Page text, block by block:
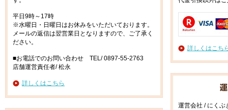
平日9時～17時
※水曜日・日曜日はお休みをいただいております。
メールの返信は翌営業日となりますので、ご了承く
ださい。
■お電話でのお問い合わせ TEL/ 0897-55-2763
店舗運営責任者/ 松永
詳しくはこちら
詳しくはこち
運営会社 / にくぶ